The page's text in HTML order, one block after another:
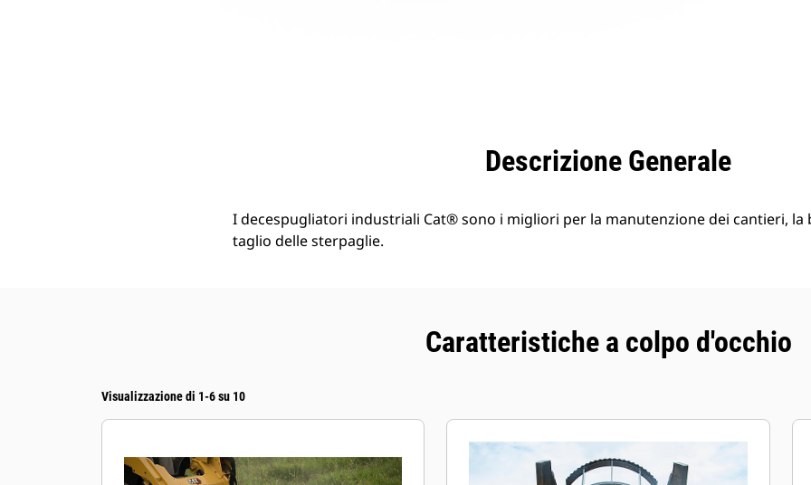
Descrizione Generale
I decespugliatori industriali Cat® sono i migliori per la manutenzione dei cantieri, la
taglio delle sterpaglie.
Caratteristiche a colpo d'occhio
Visualizzazione di 1-6 su 10